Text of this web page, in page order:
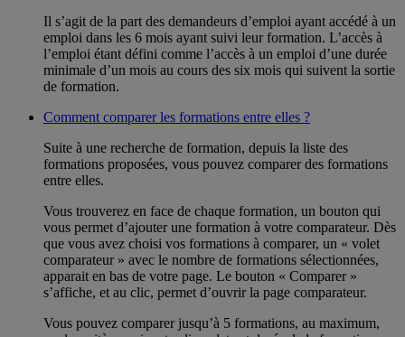
Il s’agit de la part des demandeurs d’emploi ayant accédé à un
emploi dans les 6 mois ayant suivi leur formation. L’accès à
l’emploi étant défini comme l’accès à un emploi d’une durée
minimale d’un mois au cours des six mois qui suivent la sortie
de formation.
Comment comparer les formations entre elles ?
Suite à une recherche de formation, depuis la liste des
formations proposées, vous pouvez comparer des formations
entre elles.
Vous trouverez en face de chaque formation, un bouton qui
vous permet d’ajouter une formation à votre comparateur. Dès
que vous avez choisi vos formations à comparer, un « volet
comparateur » avec le nombre de formations sélectionnées,
apparait en bas de votre page. Le bouton « Comparer »
s’affiche, et au clic, permet d’ouvrir la page comparateur.
Vous pouvez comparer jusqu’à 5 formations, au maximum,